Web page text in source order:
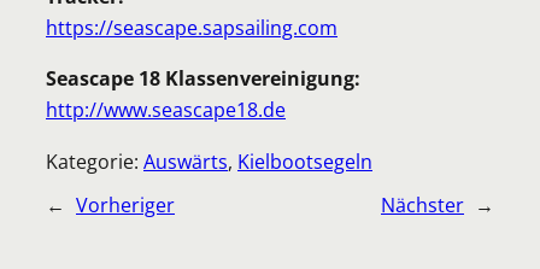
https://seascape.sapsailing.com
Seascape 18 Klassenvereinigung:
http://www.seascape18.de
Kategorie: Auswärts, Kielbootsegeln
← Vorheriger Nächster →